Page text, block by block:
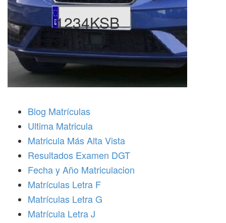
1234KSB
Blog Matrículas
Ultima Matricula
Matricula Más Alta Vista
Resultados Examen DGT
Fecha y Año Matriculacion
Matrículas Letra F
Matrículas Letra G
Matrícula Letra J